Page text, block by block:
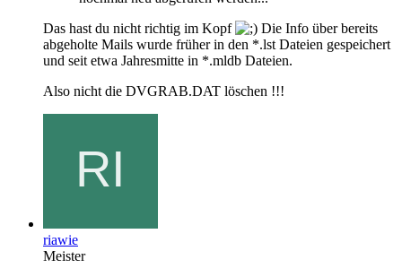
Das hast du nicht richtig im Kopf
Die Info über bereits
abgeholte Mails wurde früher in den *.lst Dateien gespeichert
und seit etwa Jahresmitte in *.mldb Dateien.
Also nicht die DVGRAB.DAT löschen !!!
riawie
Meister